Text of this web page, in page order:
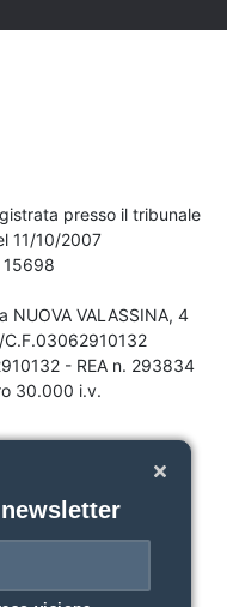
presso il tribunale
11/10/2007
15698
NUOVA VALASSINA, 4
C.F.03062910132
- REA n. 293834
30.000 i.v.